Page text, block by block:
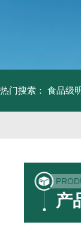
热门搜索： 食品级
产